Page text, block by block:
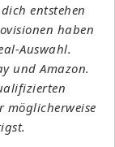
entstehen
haben
Auswahl.
und Amazon.
möglicherweise